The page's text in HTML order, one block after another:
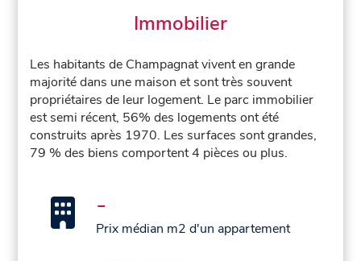
Immobilier
Les habitants de Champagnat vivent en grande
majorité dans une maison et sont très souvent
propriétaires de leur logement. Le parc immobilier
est semi récent, 56% des logements ont été
construits après 1970. Les surfaces sont grandes,
79 % des biens comportent 4 pièces ou plus.
-
Prix médian m2 d'un appartement